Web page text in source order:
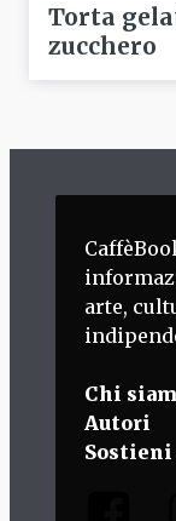
Torta
zucchero
arte,
Chi
Autori
Sostieni